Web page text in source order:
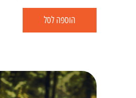
הוספה לסל